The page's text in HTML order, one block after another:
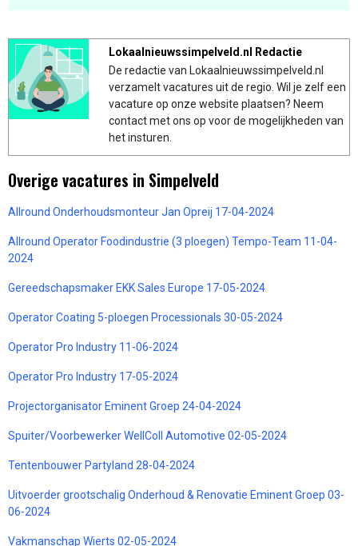
Lokaalnieuwssimpelveld.nl Redactie
De redactie van Lokaalnieuwssimpelveld.nl
verzamelt vacatures uit de regio. Wil je zelf een
vacature op onze website plaatsen? Neem
contact met ons op voor de mogelijkheden van
het insturen.
Overige vacatures in Simpelveld
Allround Onderhoudsmonteur Jan Opreij 17-04-2024
Allround Operator Foodindustrie (3 ploegen) Tempo-Team 11-04-
2024
Gereedschapsmaker EKK Sales Europe 17-05-2024
Operator Coating 5-ploegen Processionals 30-05-2024
Operator Pro Industry 11-06-2024
Operator Pro Industry 17-05-2024
Projectorganisator Eminent Groep 24-04-2024
Spuiter/Voorbewerker WellColl Automotive 02-05-2024
Tentenbouwer Partyland 28-04-2024
Uitvoerder grootschalig Onderhoud & Renovatie Eminent Groep 03-
06-2024
Vakmanschap Wierts 02-05-2024